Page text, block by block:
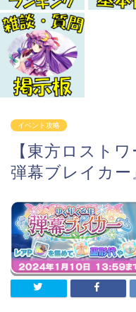
イベント攻略
【東方ロスト
弾幕ブレイカ